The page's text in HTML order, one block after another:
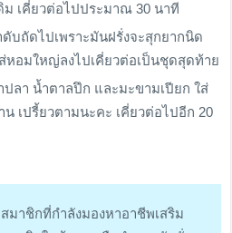
ม เคี่ยวต่อไปประมาณ 30 นาที
ดับถัดไปเพราะมันฝรั่งจะสุกยากนิด
หอมใหญ่ลงไปเคี่ยวต่อเป็นชุดสุดท้าย
ลา น้ำตาลปึก และมะขามเปียก ใส่
เปรี้ยวตามนะคะ เคี่ยวต่อไปอีก 20
มาชิกที่กำลังมองหาอาชีพเสริม